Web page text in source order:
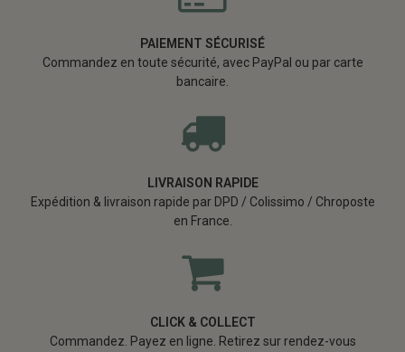
PAIEMENT SÉCURISÉ
Commandez en toute sécurité, avec PayPal ou par carte
bancaire.
LIVRAISON RAPIDE
Expédition & livraison rapide par DPD / Colissimo / Chroposte
en France.
CLICK & COLLECT
Commandez. Payez en ligne. Retirez sur rendez-vous